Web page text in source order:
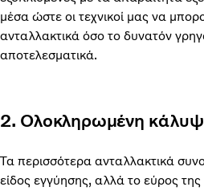
μέσα ώστε οι τεχνικοί μας να
ανταλλακτικά όσο το δυνατόν
αποτελεσματικά.
2. Ολοκληρωμένη
Τα περισσότερα ανταλλακτικά
είδος εγγύησης, αλλά το εύρος